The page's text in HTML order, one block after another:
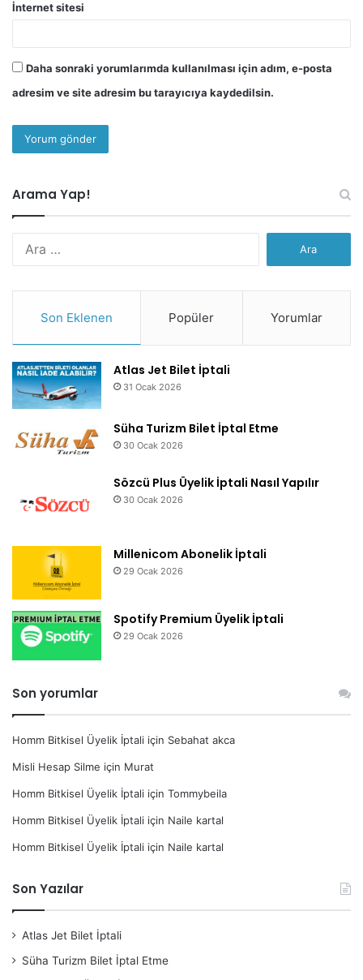
İnternet sitesi
Daha sonraki yorumlarımda kullanılması için adım, e-posta
adresim ve site adresim bu tarayıcıya kaydedilsin.
Arama Yap!
Son Eklenen Popüler Yorumlar
Atlas Jet Bilet İptali
31 Ocak 2026
Süha Turizm Bilet İptal Etme
30 Ocak 2026
Sözcü Plus Üyelik İptali Nasıl Yapılır
30 Ocak 2026
Millenicom Abonelik İptali
29 Ocak 2026
Spotify Premium Üyelik İptali
29 Ocak 2026
Son yorumlar
Homm Bitkisel Üyelik İptali için Sebahat akca
Misli Hesap Silme için Murat
Homm Bitkisel Üyelik İptali için Tommybeila
Homm Bitkisel Üyelik İptali için Naile kartal
Homm Bitkisel Üyelik İptali için Naile kartal
Son Yazılar
Atlas Jet Bilet İptali
Süha Turizm Bilet İptal Etme